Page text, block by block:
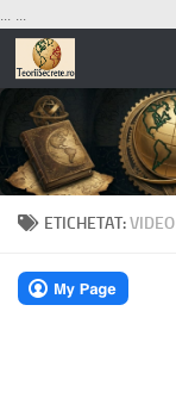
... ...
Skip to content
ETICHETAT:VIDEO